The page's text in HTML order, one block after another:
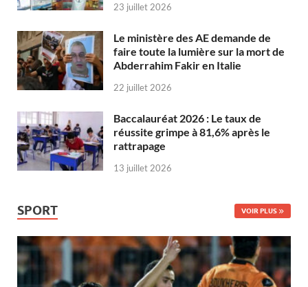
23 juillet 2026
Le ministère des AE demande de
faire toute la lumière sur la mort de
Abderrahim Fakir en Italie
22 juillet 2026
Baccalauréat 2026 : Le taux de
réussite grimpe à 81,6% après le
rattrapage
13 juillet 2026
SPORT VOIR PLUS